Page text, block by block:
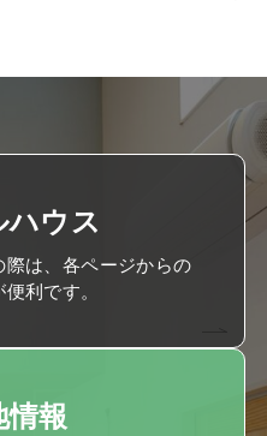
ウス
は、各ページからの
利です。
報